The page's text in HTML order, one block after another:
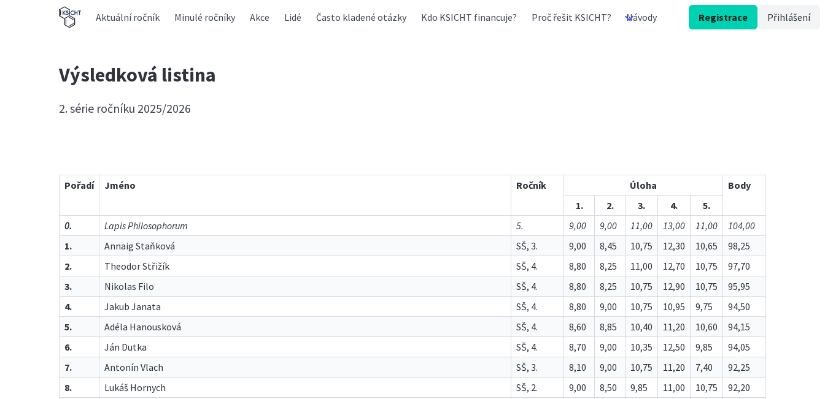
Aktuální ročník Minulé ročníky Akce Lidé Často kladené otázky Kdo KSICHT financuje? Proč řešit KSICHT? Návody Registrace Přihlášení
Výsledková listina
2. série ročníku 2025/2026
Pořadí Jméno Ročník Úloha
Body
1.
2. 3. 4.
5.
0.
Lapis Philosophorum 5. 9,00 9,00 11,00 13,00 11,00
104,00
1.
Annaig Staňková SŠ, 3. 9,00 8,45 10,75 12,30 10,65
98,25
2.
Theodor Střižík SŠ, 4. 8,80 8,25 11,00 12,70 10,75
97,70
3.
Nikolas Filo SŠ, 4. 8,80 8,25 10,75 12,90 10,75
95,95
4.
Jakub Janata SŠ, 4. 8,80 9,00 10,75 10,95 9,75
94,50
5.
Adéla Hanousková SŠ, 4. 8,60 8,85 10,40 11,20 10,60
94,15
6.
Ján Dutka SŠ, 4. 8,70 9,00 10,35 12,50 9,85
94,05
7.
Antonín Vlach SŠ, 3. 8,10 9,00 10,75 11,20 7,40
92,25
8.
Lukáš Hornych SŠ, 2. 9,00 8,50 9,85 11,00 10,75
92,20